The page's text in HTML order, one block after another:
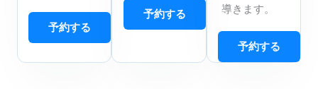
予約する
予約する
導きます。
予約する